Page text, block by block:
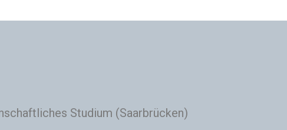
Studium (Saarbrücken)